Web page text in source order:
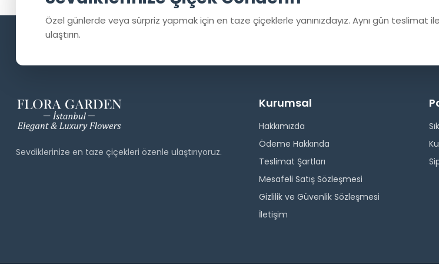
Özel günlerde veya sürpriz yapmak için en taze çiçeklerle yanınızdayız. Aynı gün teslimat
ulaştırın.
Sevdiklerinize en taze çiçekleri özenle ulaştırıyoruz.
Kurumsal
Hakkımızda
Ödeme Hakkında
Teslimat Şartları
Mesafeli Satış Sözleşmesi
Gizlilik ve Güvenlik Sözleşmesi
İletişim